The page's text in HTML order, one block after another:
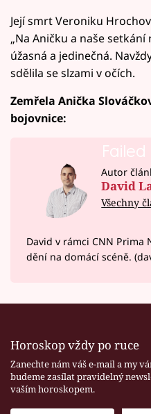
Její smrt Veroniku
„Na Aničku a naše
úžasná a jedinečná.
sdělila se slzami v očích.
Zemřela Anička
bojovnice:
Autor
David
Všechny
David v rámci CNN Prima
dění na domácí scéně.
Horoskop vždy po ruce
Zanechte nám váš e-mail a my
budeme zasílat pravidelný
vaším horoskopem.